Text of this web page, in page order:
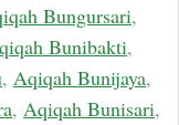
Bungursari,
Bunibakti,
, Aqiqah Bunijaya,
, Aqiqah Bunisari,